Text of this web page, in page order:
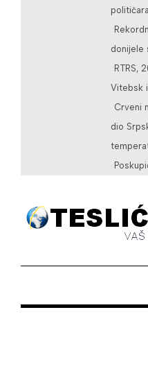
političara
donijele
RTRS,
Vitebsk
Crveni
dio